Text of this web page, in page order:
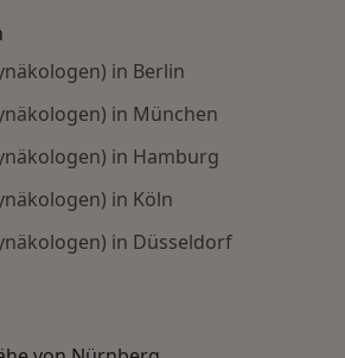
in Berlin
in München
in Hamburg
in Köln
in Düsseldorf